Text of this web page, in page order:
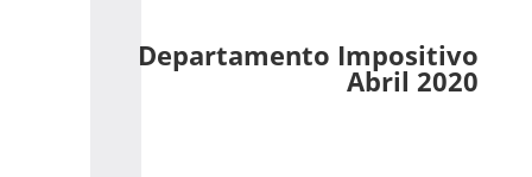
Departamento Impositivo
Abril 2020